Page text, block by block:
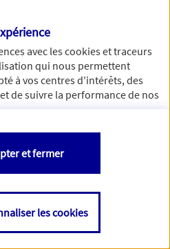
joindre via notre page de
contacter
avec lescookies et traceurs
qui nous permettent
à vos centres d'intérêts, des
de suivre la performance de nos
de les refuser comme de
en allant sur
cookiesles cookies
et fermer